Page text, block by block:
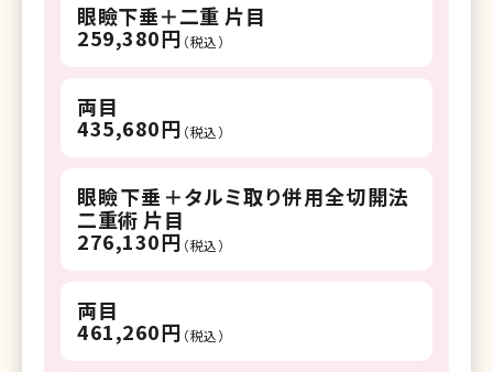
眼瞼下垂＋二重 片目
259,380円 （税込）
両目
435,680円 （税込）
眼瞼下垂＋タルミ取り併用全切開法
二重術 片目
276,130円 （税込）
両目
461,260円 （税込）